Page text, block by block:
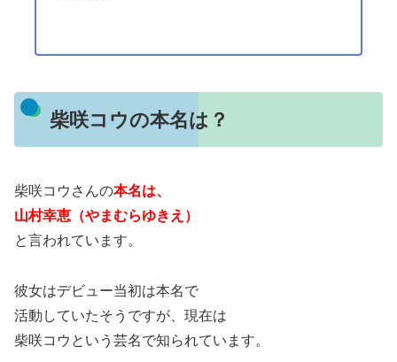
柴咲コウの本名は？
柴咲コウさんの本名は、
山村幸恵（やまむらゆきえ）
と言われています。
彼女はデビュー当初は本名で
活動していたそうですが、現在は
柴咲コウという芸名で知られています。